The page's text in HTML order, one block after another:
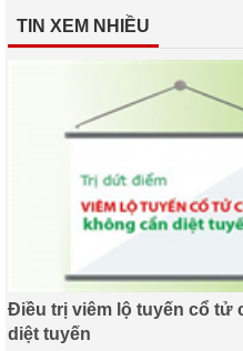
TIN XEM NHIỀU
Điều trị viêm lộ tuyến cổ tử
diệt tuyến